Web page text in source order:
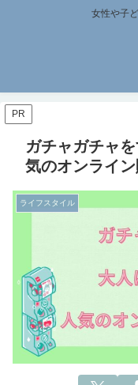
女性や子
PR
ガチャガチャ
気のオンライ
ライフスタイル